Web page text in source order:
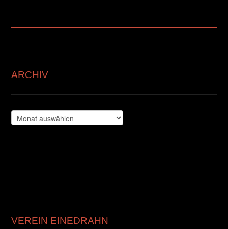
ARCHIV
Archiv
VEREIN EINEDRAHN